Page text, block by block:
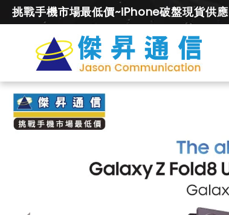
挑戰手機市場最低價~iPhone破盤現貨供應